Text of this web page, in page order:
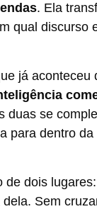
. Ela
qual discurso
já aconteceu
duas se
para dentro
dois
Sem